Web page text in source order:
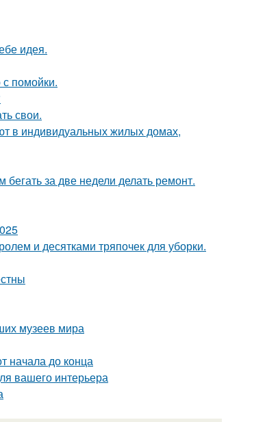
идея.
помойки.
свои.
в индивидуальных жилых домах,
бегать за две недели делать ремонт.
и десятками тряпочек для уборки.
музеев мира
начала до конца
вашего интерьера